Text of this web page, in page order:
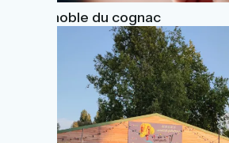
Le vignoble du cognac